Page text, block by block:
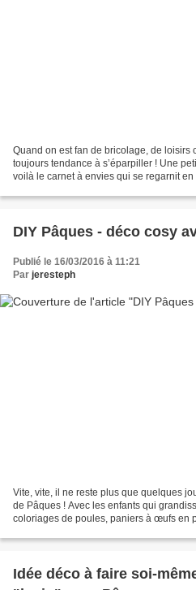
Quand on est fan de bricolage, de loisirs
toujours tendance à s’éparpiller ! Une
voilà le carnet à envies qui se regarnit
DIY Pâques - déco cosy
Publié le 16/03/2016 à 11:21
Par jeresteph
Vite, vite, il ne reste plus que quelques
de Pâques ! Avec les enfants qui
coloriages de poules, paniers à œufs en
Idée déco à faire soi-